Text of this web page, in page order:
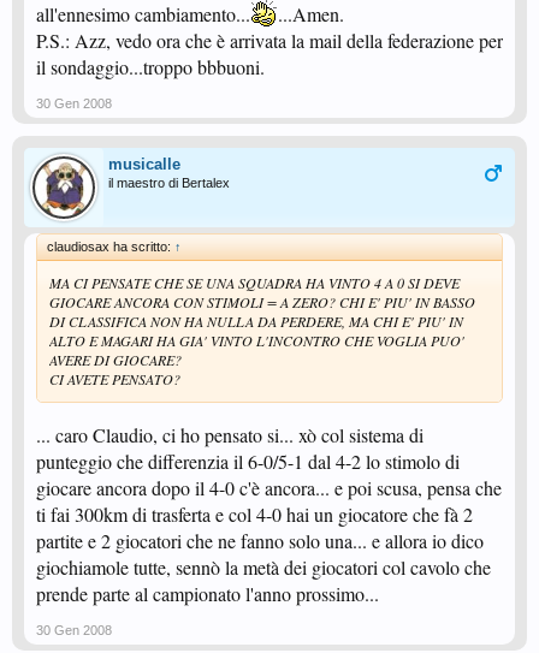
all'ennesimo cambiamento...
...Amen.
P.S.: Azz, vedo ora che è arrivata la mail della federazione per
il sondaggio...troppo bbbuoni.
30 Gen 2008
musicalle
il maestro di Bertalex
claudiosax ha scritto: ↑
MA CI PENSATE CHE SE UNA SQUADRA HA VINTO 4 A 0 SI DEVE
GIOCARE ANCORA CON STIMOLI = A ZERO? CHI E' PIU' IN BASSO
DI CLASSIFICA NON HA NULLA DA PERDERE, MA CHI E' PIU' IN
ALTO E MAGARI HA GIA' VINTO L'INCONTRO CHE VOGLIA PUO'
AVERE DI GIOCARE?
CI AVETE PENSATO?
... caro Claudio, ci ho pensato si... xò col sistema di
punteggio che differenzia il 6-0/5-1 dal 4-2 lo stimolo di
giocare ancora dopo il 4-0 c'è ancora... e poi scusa, pensa che
ti fai 300km di trasferta e col 4-0 hai un giocatore che fà 2
partite e 2 giocatori che ne fanno solo una... e allora io dico
giochiamole tutte, sennò la metà dei giocatori col cavolo che
prende parte al campionato l'anno prossimo...
30 Gen 2008